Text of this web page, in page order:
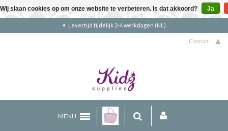
Gratis verzending boven €90 (NL)
Contact
MENU
Wij slaan cookies op om onze website te verbeteren. Is dat akkoord? Ja